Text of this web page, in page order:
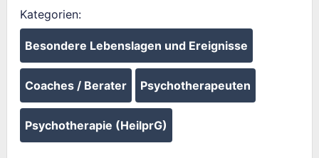
Kategorien:
Besondere Lebenslagen und Ereignisse
Coaches / Berater Psychotherapeuten
Psychotherapie (HeilprG)